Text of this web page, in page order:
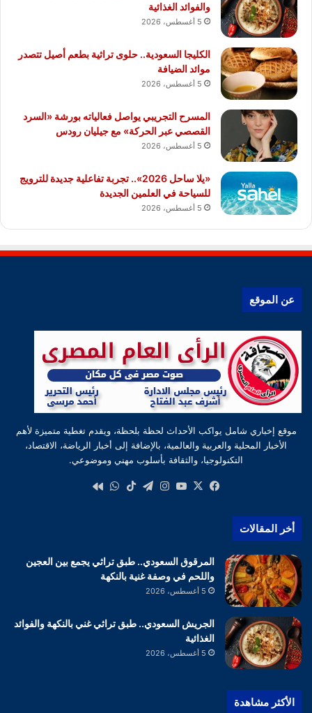
والفوائد الغذائية
5 أغسطس، 2026
الكليجا السعودية.. حلوى تراثية بطعم أصيل تتصدر
موائد الضيافة
5 أغسطس، 2026
المسرح التجريبي يواصل فعالياته بورشة «السرد
القصصي عبر الحركة» مع جيليان رودس
5 أغسطس، 2026
«يلا ساحل 2026».. تجربة تفاعلية جديدة للترويج
للسياحة في العلمين الجديدة
5 أغسطس، 2026
عن الموقع
موقع إخباري شامل يواكب الأحداث لحظة بلحظة، ويقدم تغطية متميزة لأهم
الأخبار المحلية والعربية والعالمية، بالإضافة إلى أخبار الرياضة، الاقتصاد،
التكنولوجيا، والثقافة بأسلوب مهني وموضوعي.
فيسبوك
‫X
‫YouTube
انستقرام
تيلقرام‫TikTokواتساب
أخر المقالات
المرقوق السعودي.. طبق تراثي يجمع بين العجين
واللحم في وصفة غنية بالنكهة
5 أغسطس، 2026
الجريش السعودي.. طبق تراثي غني بالنكهة والفوائد
الغذائية
5 أغسطس، 2026
الأكثر مشاهدة